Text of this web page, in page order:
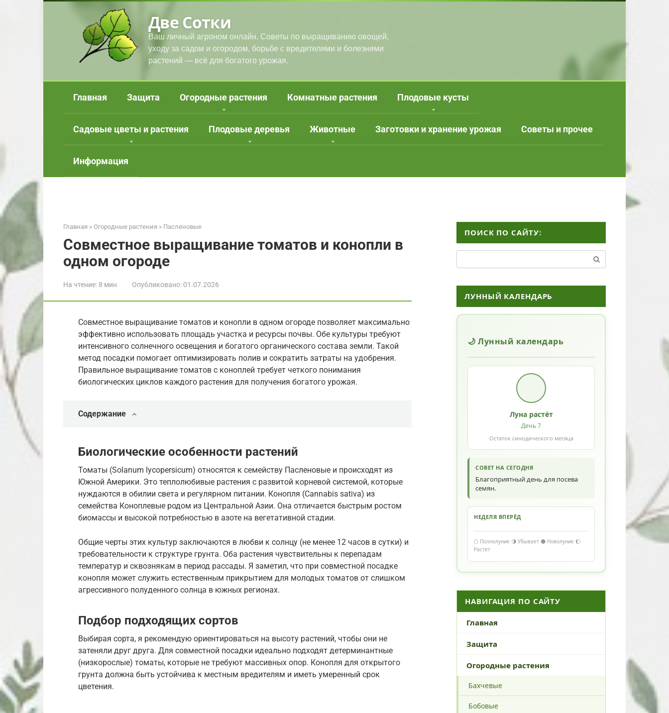
Две Сотки
Ваш личный агроном онлайн. Советы по выращиванию овощей,
уходу за садом и огородом, борьбе с вредителями и болезнями
растений — всё для богатого урожая.
Главная Защита Огородные растения Комнатные растения Плодовые кусты
Садовые цветы и растения Плодовые деревья Животные Заготовки и хранение урожая Советы и прочее
Информация
Главная » Огородные растения » Пасленовые
Совместное выращивание томатов и конопли в
одном огороде
На чтение: 8 мин Опубликовано: 01.07.2026
Совместное выращивание томатов и конопли в одном огороде позволяет максимально
эффективно использовать площадь участка и ресурсы почвы. Обе культуры требуют
интенсивного солнечного освещения и богатого органического состава земли. Такой
метод посадки помогает оптимизировать полив и сократить затраты на удобрения.
Правильное выращивание томатов с коноплей требует четкого понимания
биологических циклов каждого растения для получения богатого урожая.
Содержание
Биологические особенности растений
Томаты (Solanum lycopersicum) относятся к семейству Пасленовые и происходят из
Южной Америки. Это теплолюбивые растения с развитой корневой системой, которые
нуждаются в обилии света и регулярном питании. Конопля (Cannabis sativa) из
семейства Коноплевые родом из Центральной Азии. Она отличается быстрым ростом
биомассы и высокой потребностью в азоте на вегетативной стадии.
Общие черты этих культур заключаются в любви к солнцу (не менее 12 часов в сутки) и
требовательности к структуре грунта. Оба растения чувствительны к перепадам
температур и сквознякам в период рассады. Я заметил, что при совместной посадке
конопля может служить естественным прикрытием для молодых томатов от слишком
агрессивного полуденного солнца в южных регионах.
Подбор подходящих сортов
Выбирая сорта, я рекомендую ориентироваться на высоту растений, чтобы они не
затеняли друг друга. Для совместной посадки идеально подходят детерминантные
(низкорослые) томаты, которые не требуют массивных опор. Конопля для открытого
грунта должна быть устойчива к местным вредителям и иметь умеренный срок
цветения.
ПОИСК ПО САЙТУ:
ЛУННЫЙ КАЛЕНДАРЬ
🌙 Лунный календарь
Луна растёт
День 7
Остаток синодического месяца
СОВЕТ НА СЕГОДНЯ
Благоприятный день для посева
семян.
НЕДЕЛЯ ВПЕРЁД
🌕 Полнолуние 🌗 Убывает 🌑 Новолуние 🌔
Растёт
НАВИГАЦИЯ ПО САЙТУ
Главная
Защита
Огородные растения
Бахчевые
Бобовые